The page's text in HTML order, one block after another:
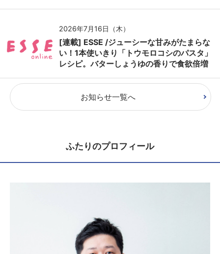
2026年7月16日（木）
[連載] ESSE /ジューシーな甘みがたまらな
い！1本使いきり「トウモロコシのパスタ」
レシピ。バターしょうゆの香りで食欲倍増
お知らせ一覧へ
ふたりのプロフィール